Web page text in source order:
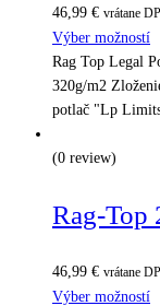
46,99 € vrátane
Výber možností
Rag Top Legal
320g/m2
potlač "Lp
(0 review)
Rag-Top
46,99 € vrátane
Výber možností